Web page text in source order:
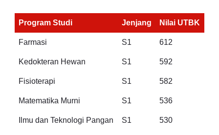
Program Studi Jenjang Nilai UTBK
Farmasi S1 612
Kedokteran Hewan S1 592
Fisioterapi S1 582
Matematika Murni S1 536
Ilmu dan Teknologi Pangan S1 530